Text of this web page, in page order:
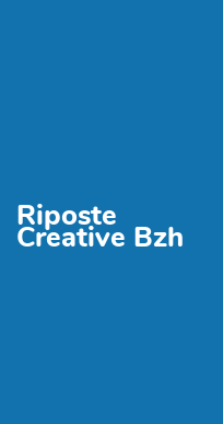
Riposte
Creative Bzh